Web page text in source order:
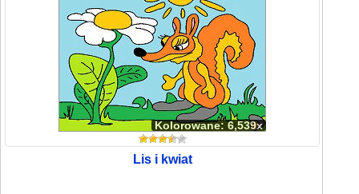
Kolorowane: 6,539x
Lis i kwiat